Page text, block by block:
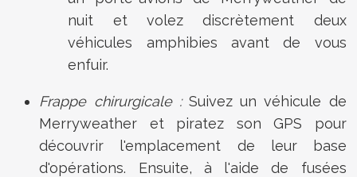
nuit et volez discrètement deux
véhicules amphibies avant de vous
enfuir.
Frappe chirurgicale : Suivez un véhicule de
Merryweather et piratez son GPS pour
découvrir l'emplacement de leur base
d'opérations. Ensuite, à l'aide de fusées